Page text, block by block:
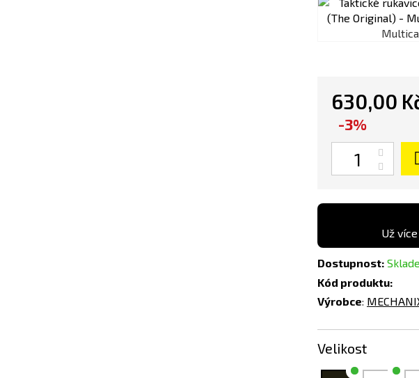
630,00
-3%
Už
Dostupnost:
Kód produktu:
Výrobce:
Velikost